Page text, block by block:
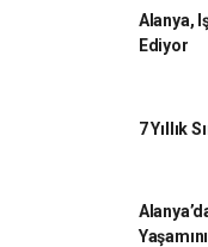
Alanya,
Ediyor
7 Yıllık